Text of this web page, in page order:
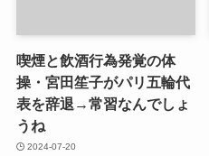
喫煙と飲酒行為発覚の体
操・宮田笙子がパリ五輪代
表を辞退→常習なんでしょ
うね
2024-07-20